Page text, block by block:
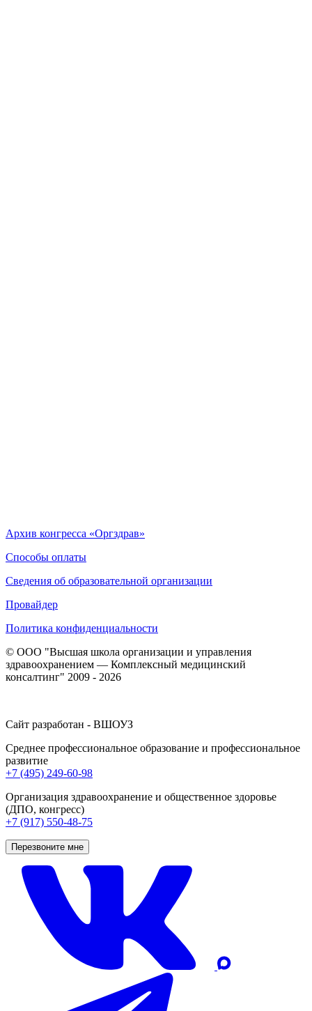
Архив конгресса «Оргздрав»
Способы оплаты
Сведения об образовательной организации
Провайдер
Политика конфиденциальности
© ООО "Высшая школа организации и управления
здравоохранением — Комплексный медицинский
консалтинг" 2009 - 2026
Сайт разработан - ВШОУЗ
Среднее профессиональное образование и профессиональное
развитие
+7 (495) 249-60-98
Организация здравоохранение и общественное здоровье
(ДПО, конгресс)
+7 (917) 550-48-75
Перезвоните мне